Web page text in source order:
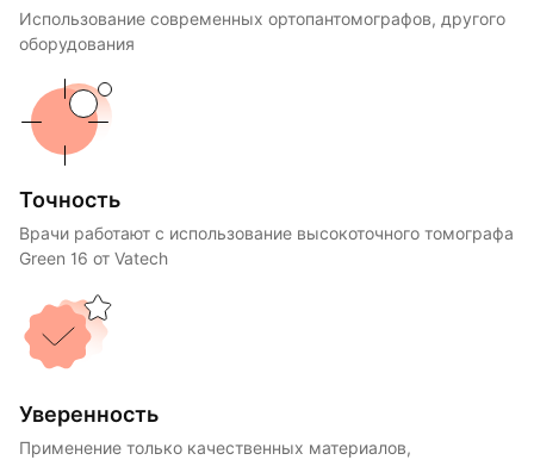
Использование современных ортопантомографов, другого
оборудования
Точность
Врачи работают с использование высокоточного томографа
Green 16 от Vatech
Уверенность
Применение только качественных материалов,